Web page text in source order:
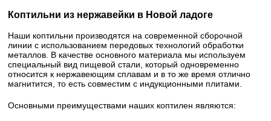
Коптильни из нержавейки в Новой ладоге
Наши коптильни производятся на современной сборочной
линии с использованием передовых технологий обработки
металлов. В качестве основного материала мы используем
специальный вид пищевой стали, который одновременно
относится к нержавеющим сплавам и в то же время отлично
магнитится, то есть совместим с индукционными плитами.
Основными преимуществами наших коптилен являются: